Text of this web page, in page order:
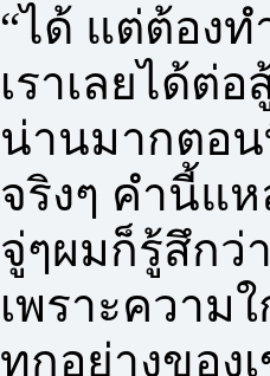
“ได้ แต่ต้อง
เราเลยได้ต่
น่านมากตอน
จริงๆ คำนี้แ
จู่ๆผมก็รู้สึกว่
เพราะความ
ทุกอย่างของ